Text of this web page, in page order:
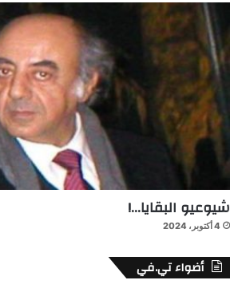
شيوعيو البقايا…!
4 أكتوبر، 2024
أضواء تي.في